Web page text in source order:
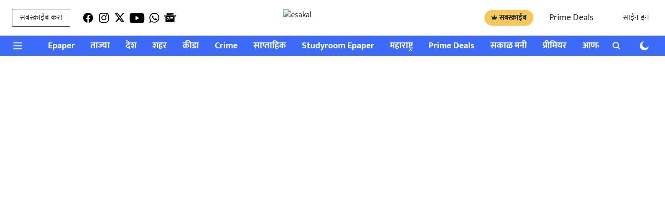
सबस्क्राईब करा सबस्क्राईब Prime Deals साईन इन
Epaper ताज्या देश शहर क्रीडा Crime साप्ताहिक Studyroom Epaper महाराष्ट्र Prime Deals सकाळ मनी प्रीमियर आणखी राशी भविष्य